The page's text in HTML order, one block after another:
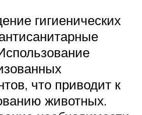
гигиенических
что приводит к
животных.